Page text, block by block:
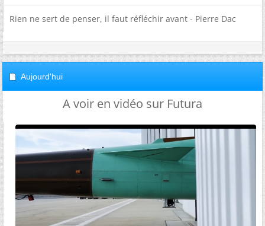
Rien ne sert de penser, il faut réfléchir avant - Pierre Dac
Aujourd'hui
A voir en vidéo sur Futura